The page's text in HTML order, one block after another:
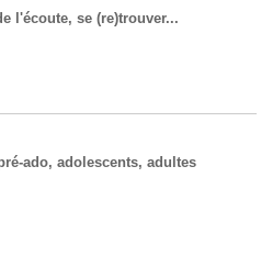
l'écoute, se (re)trouver...
ado, adolescents, adultes